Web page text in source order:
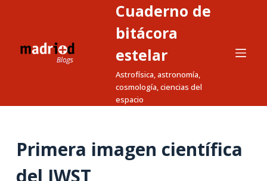
a
Cuaderno de
bitácora
estelar
Astrofísica, astronomía,
cosmología, ciencias del
espacio
Primera imagen científica
del JWST